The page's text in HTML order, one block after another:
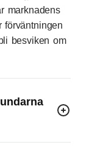
marknadens
förväntningen
besviken om